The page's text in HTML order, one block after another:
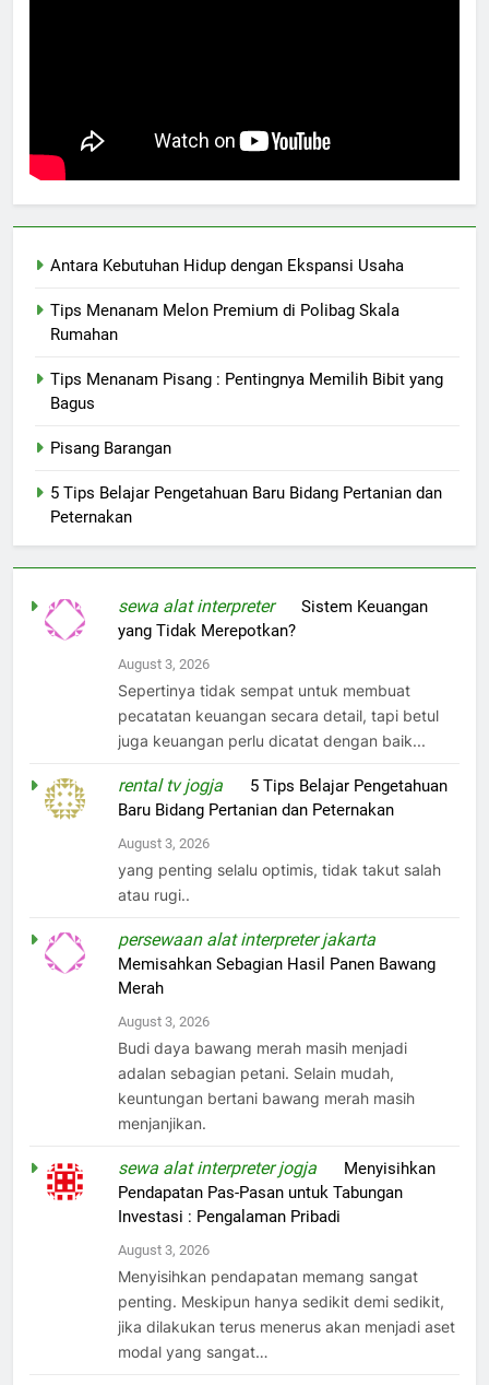
Antara Kebutuhan Hidup dengan Ekspansi Usaha
Tips Menanam Melon Premium di Polibag Skala
Rumahan
Tips Menanam Pisang : Pentingnya Memilih Bibit yang
Bagus
Pisang Barangan
5 Tips Belajar Pengetahuan Baru Bidang Pertanian dan
Peternakan
sewa alat interpreteronSistem Keuangan
yang Tidak Merepotkan?
August 3, 2026
Sepertinya tidak sempat untuk membuat
pecatatan keuangan secara detail, tapi betul
juga keuangan perlu dicatat dengan baik...
rental tv jogja
5 Tips Belajar Pengetahuan
Baru Bidang Pertanian dan Peternakan
August 3, 2026
yang penting selalu optimis, tidak takut salah
atau rugi..
persewaan alat interpreter jakarta
Memisahkan Sebagian Hasil Panen Bawang
Merah
August 3, 2026
Budi daya bawang merah masih menjadi
adalan sebagian petani. Selain mudah,
keuntungan bertani bawang merah masih
menjanjikan.
sewa alat interpreter jogja
Menyisihkan
Pendapatan Pas-Pasan untuk Tabungan
Investasi : Pengalaman Pribadi
August 3, 2026
Menyisihkan pendapatan memang sangat
penting. Meskipun hanya sedikit demi sedikit,
jika dilakukan terus menerus akan menjadi aset
modal yang sangat…